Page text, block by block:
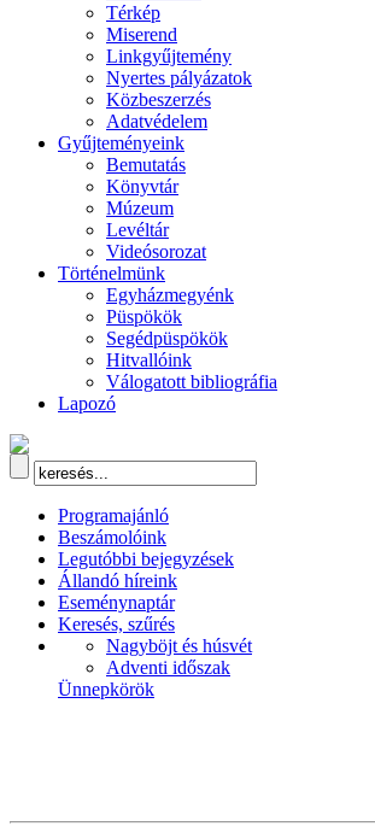
Térkép
Miserend
Linkgyűjtemény
Nyertes pályázatok
Közbeszerzés
Adatvédelem
Gyűjteményeink
Bemutatás
Könyvtár
Múzeum
Levéltár
Videósorozat
Történelmünk
Egyházmegyénk
Püspökök
Segédpüspökök
Hitvallóink
Válogatott bibliográfia
Lapozó
Programajánló
Beszámolóink
Legutóbbi bejegyzések
Állandó híreink
Eseménynaptár
Keresés, szűrés
Nagyböjt és húsvét
Adventi időszak
Ünnepkörök